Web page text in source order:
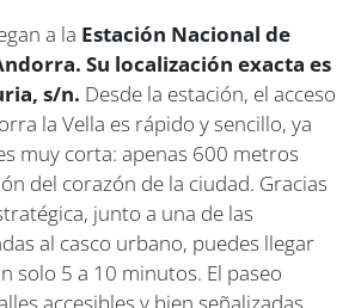
a la Estación Nacional de
Su localización exacta es
s/n. Desde la estación, el acceso
la Vella es rápido y sencillo, ya
muy corta: apenas 600 metros
del corazón de la ciudad. Gracias
junto a una de las
al casco urbano, puedes llegar
solo 5 a 10 minutos. El paseo
accesibles y bien señalizadas,